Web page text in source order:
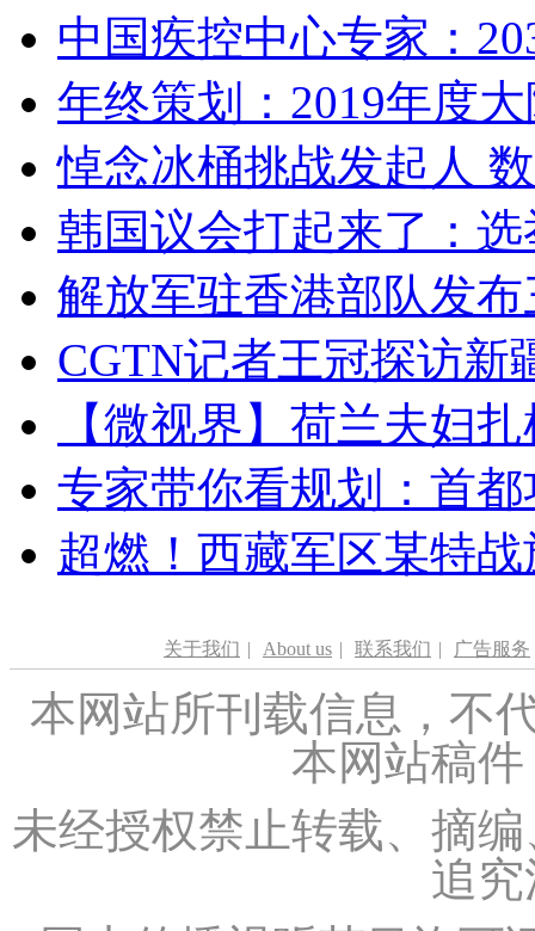
中国疾控中心专家：
年终策划：2019年度
悼念冰桶挑战发起人
韩国议会打起来了：
解放军驻香港部队发
CGTN记者王冠探访新
【微视界】荷兰夫妇
专家带你看规划：首
超燃！西藏军区某特
关于我们 | About us | 联系我们 | 广告服务
本网站所刊载信息，不
本网站稿
未经授权禁止转载、摘
追